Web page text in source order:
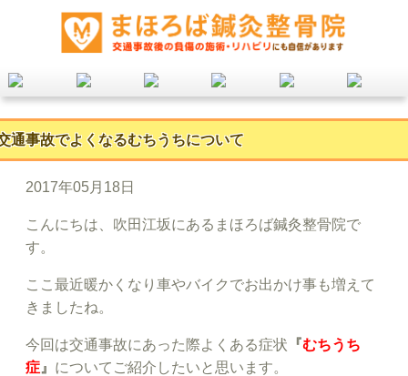
通事故でよくなるむちうちについて
2017年05月18日
こんにちは、吹田江坂にあるまほろば鍼灸整骨院で
す。
ここ最近暖かくなり車やバイクでお出かけ事も増えて
きましたね。
今回は交通事故にあった際よくある症状 『むちうち
症 』 についてご紹介したいと思います。